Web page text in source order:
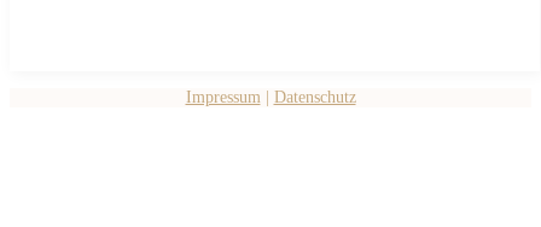
Impressum| Datenschutz